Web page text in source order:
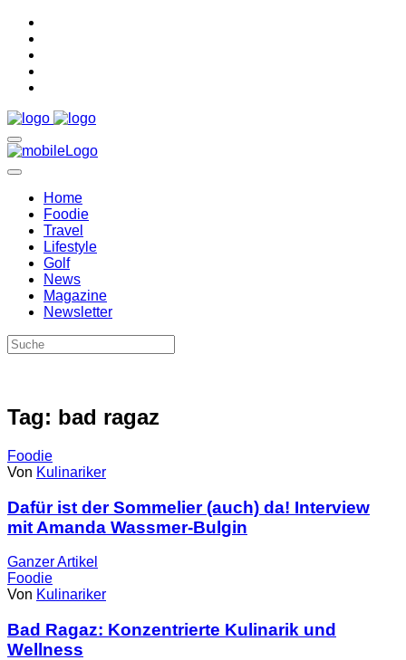
Home
Foodie
Travel
Lifestyle
Golf
News
Magazine
Newsletter
Tag: bad ragaz
Foodie
Von Kulinariker
Dafür ist der Sommelier (auch) da! Interview
mit Amanda Wassmer-Bulgin
GanzerArtikel
Foodie
Von Kulinariker
Bad Ragaz: Konzentrierte Kulinarik und
Wellness